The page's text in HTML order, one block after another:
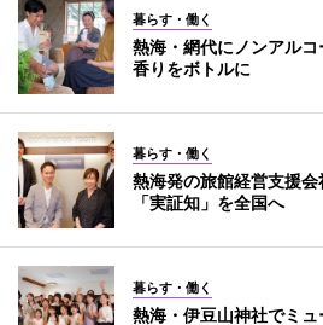
暮らす・働く
熱海・網代にノンアル
香りをボトルに
暮らす・働く
熱海発の旅館経営支援
「実証知」を全国へ
暮らす・働く
熱海・伊豆山神社でミ